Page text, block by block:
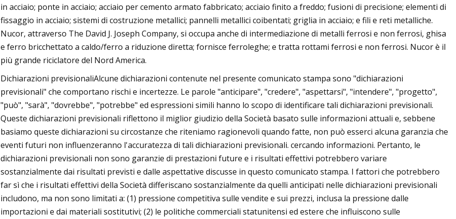
in acciaio; ponte in acciaio; acciaio per cemento armato fabbricato; acciaio finito a freddo; fusioni di precisione; elementi di
fissaggio in acciaio; sistemi di costruzione metallici; pannelli metallici coibentati; griglia in acciaio; e fili e reti metalliche.
Nucor, attraverso The David J. Joseph Company, si occupa anche di intermediazione di metalli ferrosi e non ferrosi, ghisa
e ferro bricchettato a caldo/ferro a riduzione diretta; fornisce ferroleghe; e tratta rottami ferrosi e non ferrosi. Nucor è il
più grande riciclatore del Nord America.
Dichiarazioni previsionaliAlcune dichiarazioni contenute nel presente comunicato stampa sono "dichiarazioni
previsionali" che comportano rischi e incertezze. Le parole "anticipare", "credere", "aspettarsi", "intendere", "progetto",
"può", "sarà", "dovrebbe", "potrebbe" ed espressioni simili hanno lo scopo di identificare tali dichiarazioni previsionali.
Queste dichiarazioni previsionali riflettono il miglior giudizio della Società basato sulle informazioni attuali e, sebbene
basiamo queste dichiarazioni su circostanze che riteniamo ragionevoli quando fatte, non può esserci alcuna garanzia che
eventi futuri non influenzeranno l'accuratezza di tali dichiarazioni previsionali. cercando informazioni. Pertanto, le
dichiarazioni previsionali non sono garanzie di prestazioni future e i risultati effettivi potrebbero variare
sostanzialmente dai risultati previsti e dalle aspettative discusse in questo comunicato stampa. I fattori che potrebbero
far sì che i risultati effettivi della Società differiscano sostanzialmente da quelli anticipati nelle dichiarazioni previsionali
includono, ma non sono limitati a: (1) pressione competitiva sulle vendite e sui prezzi, inclusa la pressione dalle
importazioni e dai materiali sostitutivi; (2) le politiche commerciali statunitensi ed estere che influiscono sulle